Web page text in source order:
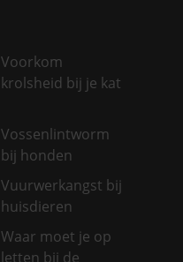
Voorkom
krolsheid bij je kat
Vossenlintworm
bij honden
Vuurwerkangst bij
huisdieren
Waar moet je op
letten bij de